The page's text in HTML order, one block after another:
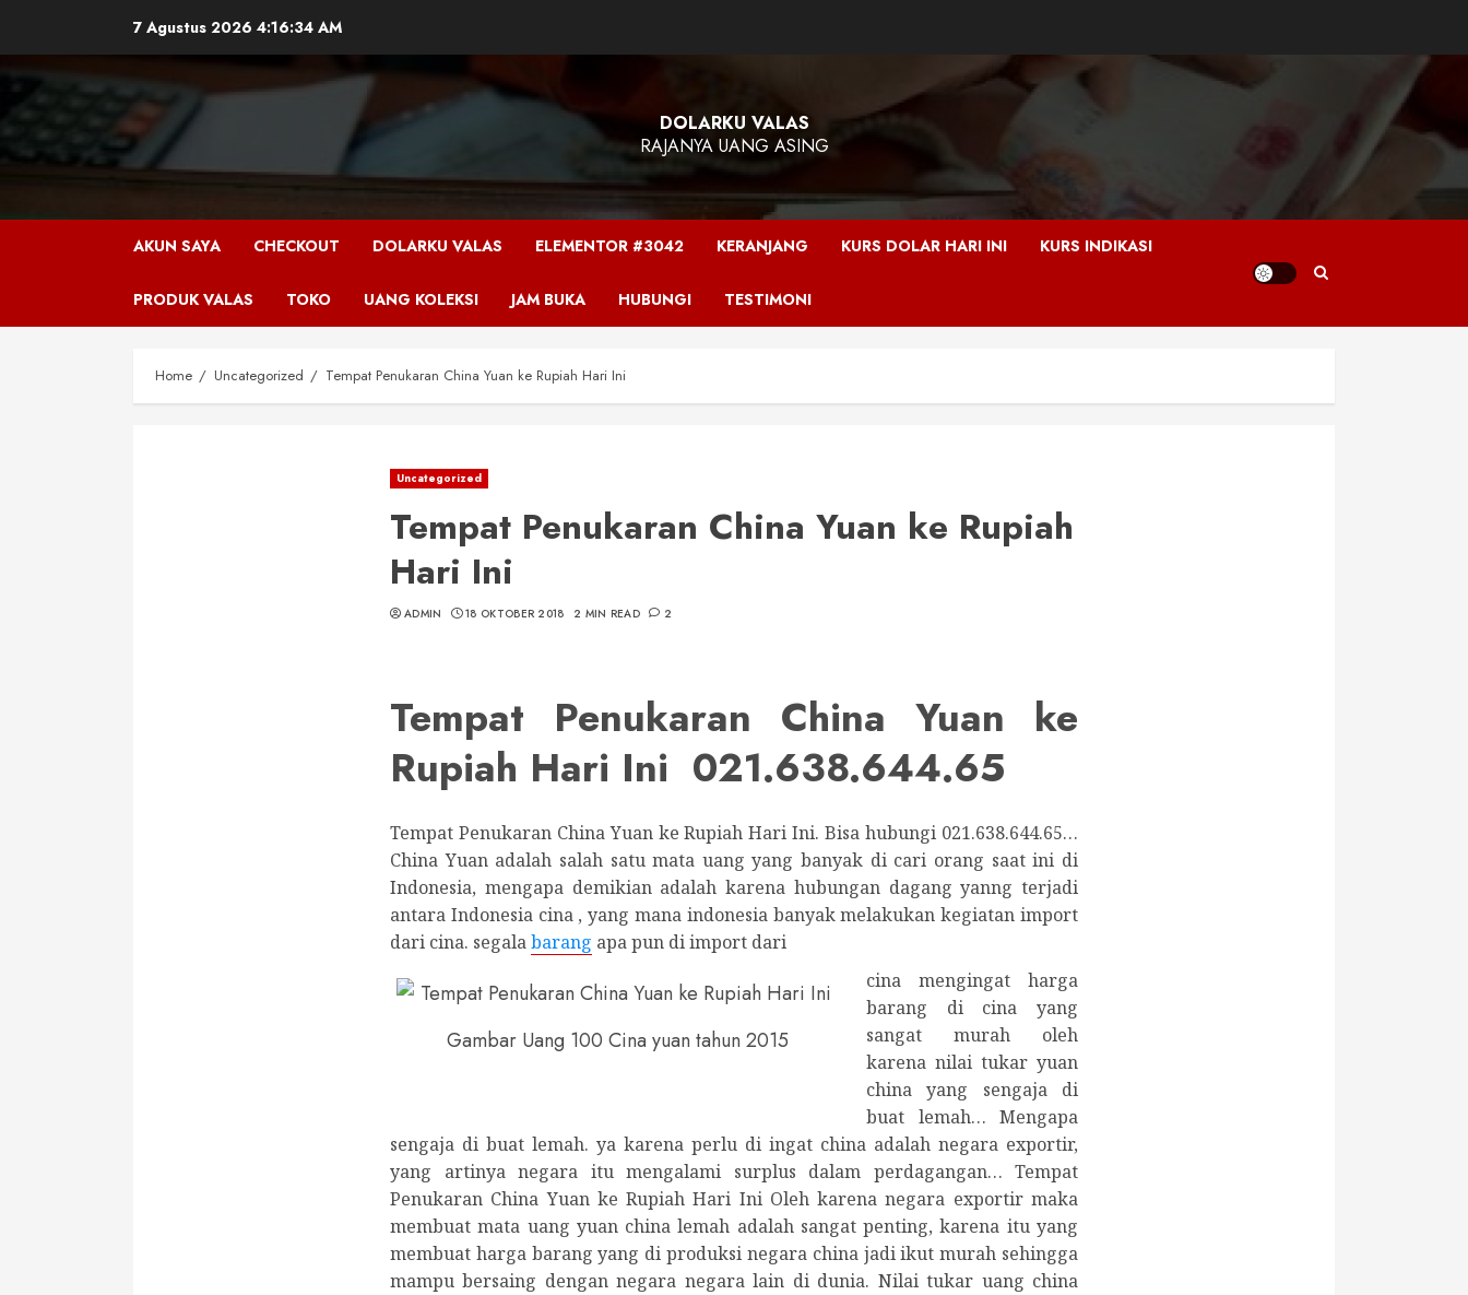
7 Agustus 2026 4:16:34 AM
DOLARKU VALAS
RAJANYA UANG ASING
AKUN SAYA CHECKOUT DOLARKU VALAS ELEMENTOR #3042 KERANJANG KURS DOLAR HARI INI KURS INDIKASI
PRODUK VALAS TOKO UANG KOLEKSI JAM BUKA HUBUNGI TESTIMONI
Home Uncategorized Tempat Penukaran China Yuan ke Rupiah Hari Ini
Uncategorized
Tempat Penukaran China Yuan ke Rupiah
Hari Ini
ADMIN 18 OKTOBER 2018 2 MIN READ 2
Tempat Penukaran China Yuan ke
Rupiah Hari Ini 021.638.644.65
Tempat Penukaran China Yuan ke Rupiah Hari Ini. Bisa hubungi 021.638.644.65…
China Yuan adalah salah satu mata uang yang banyak di cari orang saat ini di
Indonesia, mengapa demikian adalah karena hubungan dagang yanng terjadi
antara Indonesia cina , yang mana indonesia banyak melakukan kegiatan import
dari cina. segalabarang apa pun di import dari
Gambar Uang 100 Cina yuan tahun 2015
cina mengingat harga
barang di cina yang
sangat murah oleh
karena nilai tukar yuan
china yang sengaja di
buat lemah… Mengapa
sengaja di buat lemah. ya karena perlu di ingat china adalah negara exportir,
yang artinya negara itu mengalami surplus dalam perdagangan… Tempat
Penukaran China Yuan ke Rupiah Hari Ini Oleh karena negara exportir maka
membuat mata uang yuan china lemah adalah sangat penting, karena itu yang
membuat harga barang yang di produksi negara china jadi ikut murah sehingga
mampu bersaing dengan negara negara lain di dunia. Nilai tukar uang china